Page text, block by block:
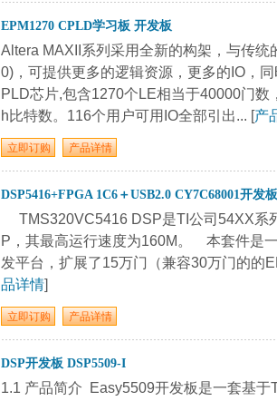
EPM1270 CPLD学习板 开发板
Altera MAXII系列采用全新的构架，与传
0)，可提供更多的逻辑资源，更多的IO，
PLD芯片,包含1270个LE相当于40000门
h比特数。116个用户可用IO全部引出... [产
DSP5416+FPGA 1C6＋USB2.0 CY7C68001开发板
TMS320VC5416 DSP是TI公司54XX系
P，其最高运行速度为160M。 本套件是
发平台，扩展了15万门（兼容30万门的的
品详情]
DSP开发板 DSP5509-I
1.1 产品简介 Easy5509开发板是一套基